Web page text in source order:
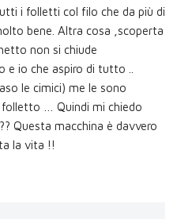
i folletti col filo che da più di
bene. Altra cosa ,scoperta
non si chiude
io che aspiro di tutto ..
le cimici) me le sono
folletto … Quindi mi chiedo
Questa macchina è davvero
la vita !!